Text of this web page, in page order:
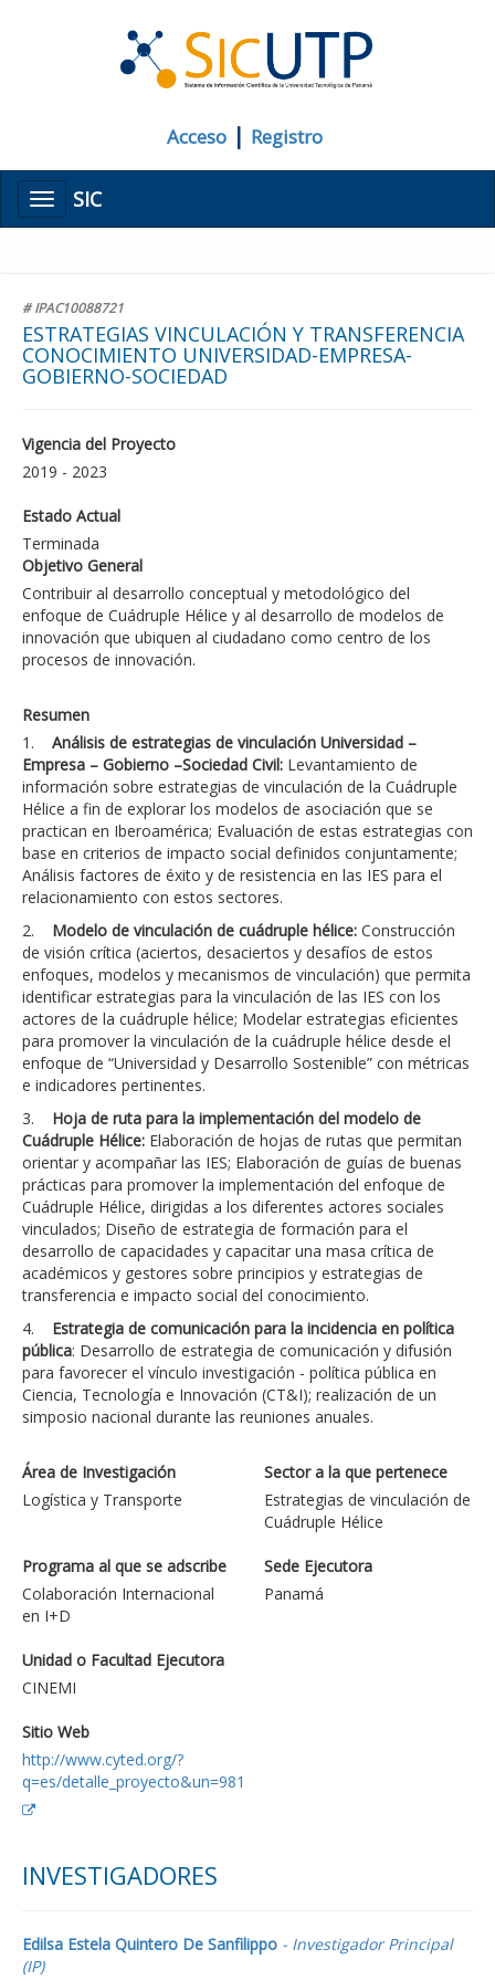
Acceso | Registro
MenúSIC
# IPAC10088721
ESTRATEGIAS VINCULACIÓN Y TRANSFERENCIA
CONOCIMIENTO UNIVERSIDAD-EMPRESA-
GOBIERNO-SOCIEDAD
Vigencia del Proyecto
2019 - 2023
Estado Actual
Terminada
Objetivo General
Contribuir al desarrollo conceptual y metodológico del
enfoque de Cuádruple Hélice y al desarrollo de modelos de
innovación que ubiquen al ciudadano como centro de los
procesos de innovación.
Resumen
1. Análisis de estrategias de vinculación Universidad –
Empresa – Gobierno –Sociedad Civil: Levantamiento de
información sobre estrategias de vinculación de la Cuádruple
Hélice a fin de explorar los modelos de asociación que se
practican en Iberoamérica; Evaluación de estas estrategias con
base en criterios de impacto social definidos conjuntamente;
Análisis factores de éxito y de resistencia en las IES para el
relacionamiento con estos sectores.
2. Modelo de vinculación de cuádruple hélice: Construcción
de visión crítica (aciertos, desaciertos y desafíos de estos
enfoques, modelos y mecanismos de vinculación) que permita
identificar estrategias para la vinculación de las IES con los
actores de la cuádruple hélice; Modelar estrategias eficientes
para promover la vinculación de la cuádruple hélice desde el
enfoque de “Universidad y Desarrollo Sostenible” con métricas
e indicadores pertinentes.
3. Hoja de ruta para la implementación del modelo de
Cuádruple Hélice: Elaboración de hojas de rutas que permitan
orientar y acompañar las IES; Elaboración de guías de buenas
prácticas para promover la implementación del enfoque de
Cuádruple Hélice, dirigidas a los diferentes actores sociales
vinculados; Diseño de estrategia de formación para el
desarrollo de capacidades y capacitar una masa crítica de
académicos y gestores sobre principios y estrategias de
transferencia e impacto social del conocimiento.
4. Estrategia de comunicación para la incidencia en política
pública: Desarrollo de estrategia de comunicación y difusión
para favorecer el vínculo investigación - política pública en
Ciencia, Tecnología e Innovación (CT&I); realización de un
simposio nacional durante las reuniones anuales.
Área de Investigación
Logística y Transporte
Sector a la que pertenece
Estrategias de vinculación de
Cuádruple Hélice
Programa al que se adscribe
Colaboración Internacional
en I+D
Sede Ejecutora
Panamá
Unidad o Facultad Ejecutora
CINEMI
Sitio Web
http://www.cyted.org/?
q=es/detalle_proyecto&un=981
INVESTIGADORES
Edilsa Estela Quintero De Sanfilippo - Investigador Principal
(IP)